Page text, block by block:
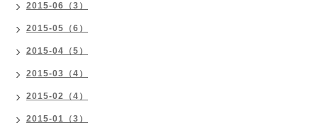
2015-06（3）
2015-05（6）
2015-04（5）
2015-03（4）
2015-02（4）
2015-01（3）